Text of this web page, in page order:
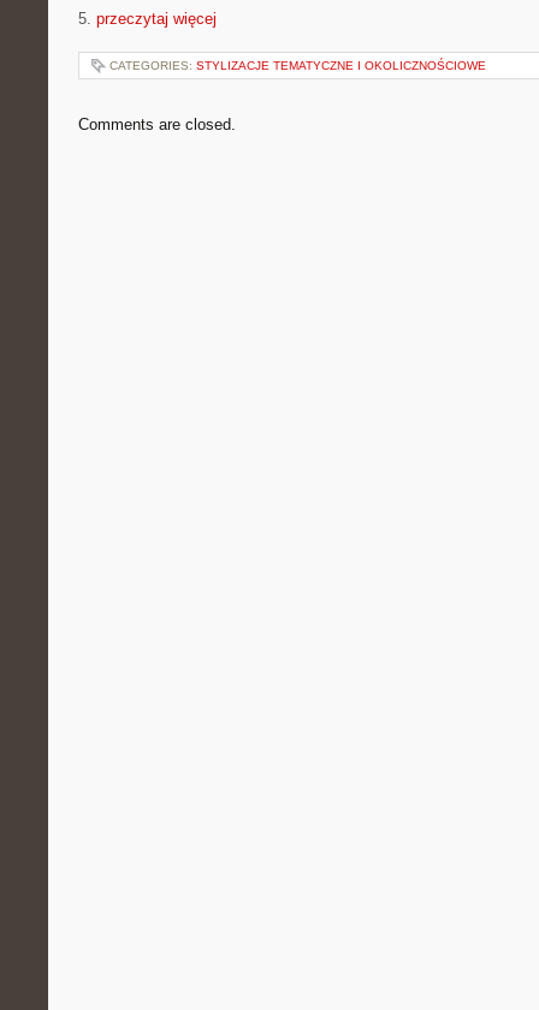
5. przeczytaj więcej
CATEGORIES: STYLIZACJE TEMATYCZNE I OKOLICZNOŚCIOWE
Comments are closed.